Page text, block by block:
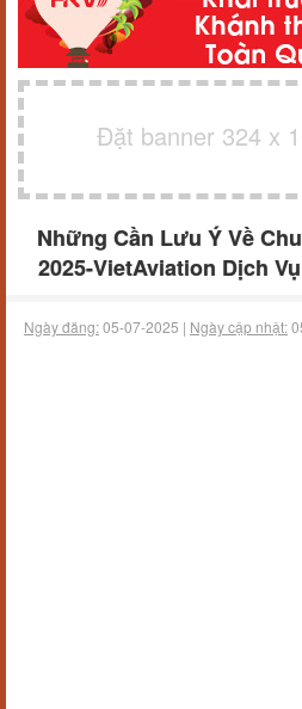
Đặt banner 324 x
Những Cần Lưu Ý Về
2025-VietAviation Dịch
Ngày đăng:05-07-2025 | Ngày cập nhật: